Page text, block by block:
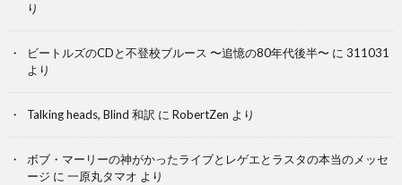
り
ビートルズのCDと不登校ブルース 〜追憶の80年代後半〜 に 311031
より
Talking heads, Blind 和訳 に RobertZen より
ボブ・マーリーの神がかったライブとレゲエとラスタの本当のメッセ
ージ に 一原丸タマオ より